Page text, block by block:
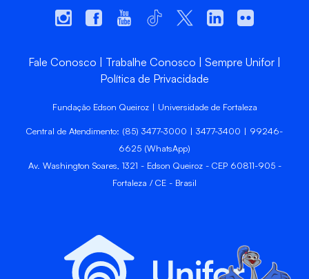
Fale Conosco Trabalhe Conosco
Sempre Unifor
Política de Privacidade
Fundação Edson Queiroz | Universidade de Fortaleza
Central de Atendimento: (85) 3477-3000 | 3477-3400 | 99246-
6625 (WhatsApp)
Av. Washington Soares, 1321 - Edson Queiroz - CEP 60811-905 -
Fortaleza / CE - Brasil